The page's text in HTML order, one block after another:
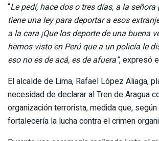
“Le pedí, hace dos o tres días, a la
tiene una ley para deportar a esos
a la cara ¡Que los deporte de una buena
hemos visto en Perú que a un policía le
eso no es de acá, es de afuera”, expresó
El alcalde de Lima, Rafael López Aliaga,
necesidad de declarar al Tren de Aragua
organización terrorista, medida que,
fortalecería la lucha contra el crimen